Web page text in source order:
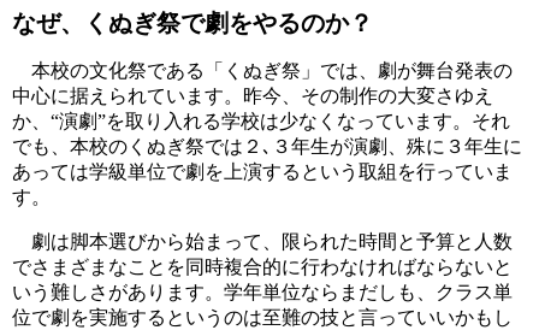
なぜ、くぬぎ祭で劇をやるのか？
本校の文化祭である「くぬぎ祭」では、劇が舞台発表の
中心に据えられています。昨今、その制作の大変さゆえ
か、“演劇”を取り入れる学校は少なくなっています。それ
でも、本校のくぬぎ祭では２､３年生が演劇、殊に３年生に
あっては学級単位で劇を上演するという取組を行っていま
す。
劇は脚本選びから始まって、限られた時間と予算と人数
でさまざまなことを同時複合的に行わなければならないと
いう難しさがあります。学年単位ならまだしも、クラス単
位で劇を実施するというのは至難の技と言っていいかもし